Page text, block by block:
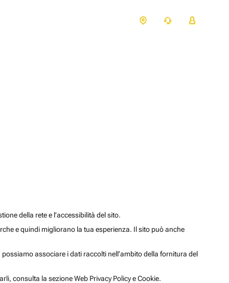
della rete e l’accessibilità del sito.
e quindi migliorano la tua esperienza. Il sito può anche
associare i dati raccolti nell’ambito della fornitura del
consulta la sezione Web Privacy Policy e Cookie.